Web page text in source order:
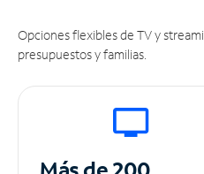
Opciones flexibles de TV y
presupuestos y familias.